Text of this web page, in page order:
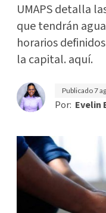
UMAPS detalla
que tendrán
horarios
la capital. aquí.
Publicado7
Por: Evelin